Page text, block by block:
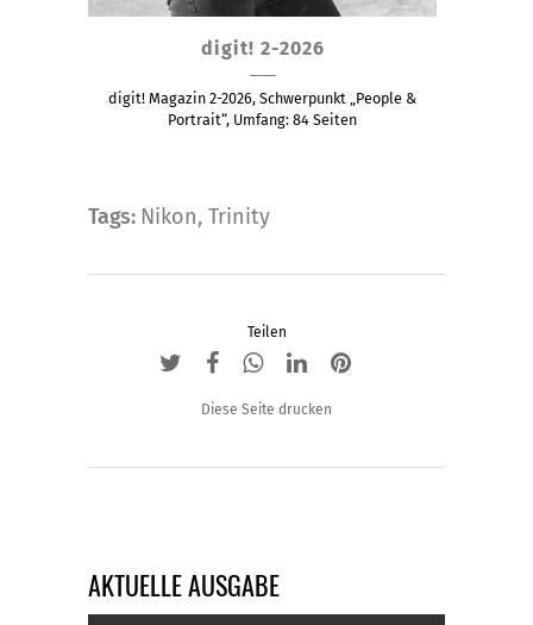
weist
Die
können
Produktseite
digit! 2-2026
digit! Magazin 2-2026, Schwerpunkt „People &
Portrait“, Umfang: 84 Seiten
Tags: Nikon, Trinity
Teilen
Diese Seite drucken
AKTUELLE AUSGABE